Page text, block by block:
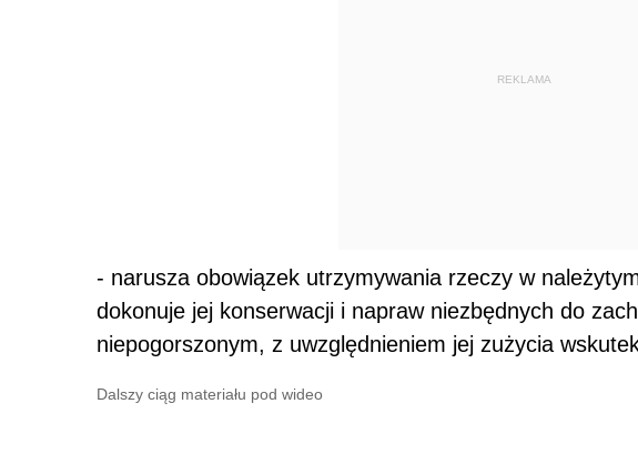
REKLAMA
- narusza obowiązek utrzymywania rzeczy w
dokonuje jej konserwacji i napraw niezbędnych do
niepogorszonym, z uwzględnieniem jej zużycia
Dalszy ciąg materiału pod wideo